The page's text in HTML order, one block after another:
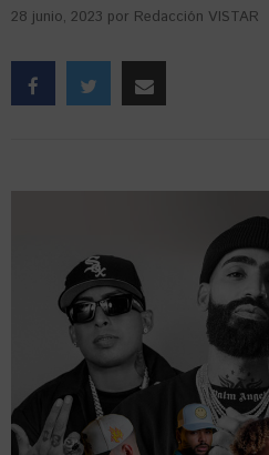
28 junio, 2023 por Redacción VISTAR